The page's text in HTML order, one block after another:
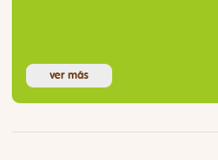
ver más